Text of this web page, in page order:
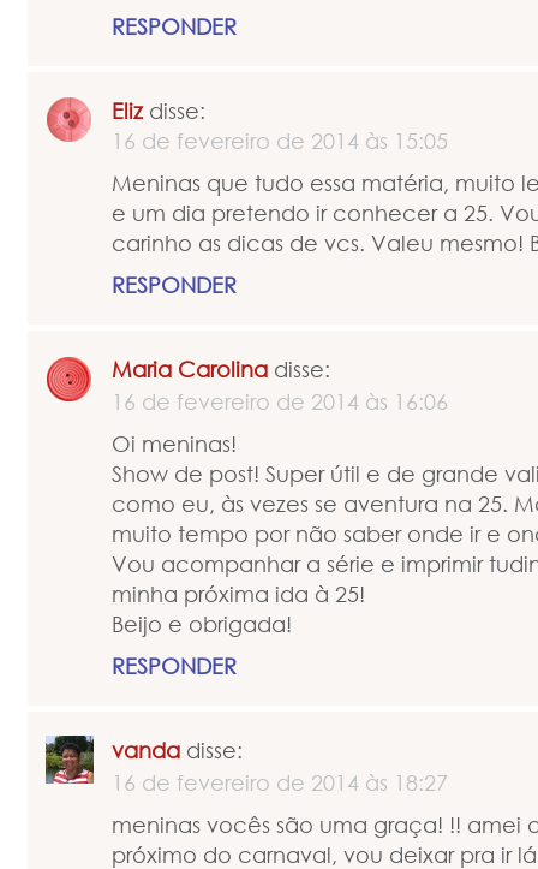
RESPONDER
Elizdisse:
16 de fevereiro de 2014 às 15:05
Meninas que tudo essa matéria, muito
e um dia pretendo ir conhecer a 25.
carinho as dicas de vcs. Valeu mesmo!
RESPONDER
Maria Carolina disse:
16 de fevereiro de 2014 às 16:06
Oi meninas!
Show de post! Super útil e de grande
como eu, às vezes se aventura na 25.
muito tempo por não saber onde ir e
Vou acompanhar a série e imprimir
minha próxima ida à 25!
Beijo e obrigada!
RESPONDER
vanda disse:
16 de fevereiro de 2014 às 18:27
meninas vocês são uma graça! !! amei
próximo do carnaval, vou deixar pra ir